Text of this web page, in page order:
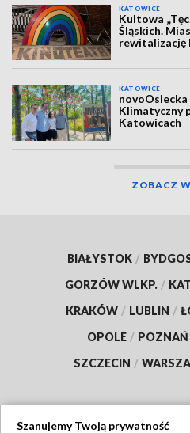
KATOWICE
Kultowa
Śląskich.
rewitalizację
KATOWICE
novoOsiecka
Klimatyczny
Katowicach
ZOBACZ
BIAŁYSTOK /
GORZÓW WLKP. /
KRAKÓW / LUBLIN /
OPOLE / POZNAŃ
SZCZECIN /
Szanujemy Twoją prywatność